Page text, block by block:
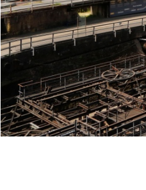
Der Erzschrägaufzug der
Copyright: Weltkulturerbe